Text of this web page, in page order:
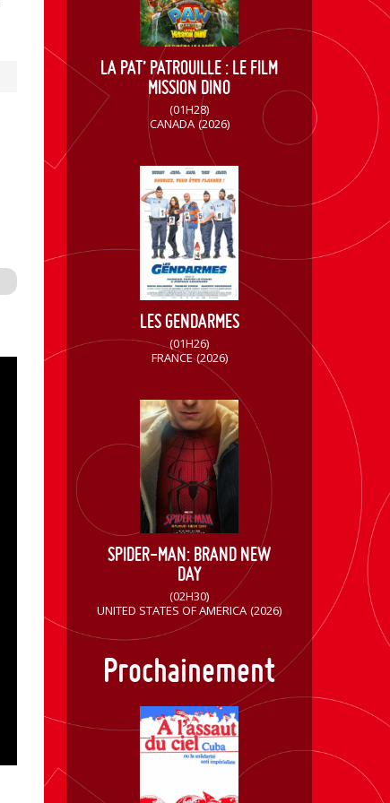
LA PAT’ PATROUILLE : LE FILM
MISSION DINO
(01H28)
CANADA (2026)
LES GENDARMES
(01H26)
FRANCE (2026)
SPIDER-MAN: BRAND NEW
DAY
(02H30)
UNITED STATES OF AMERICA (2026)
Prochainement